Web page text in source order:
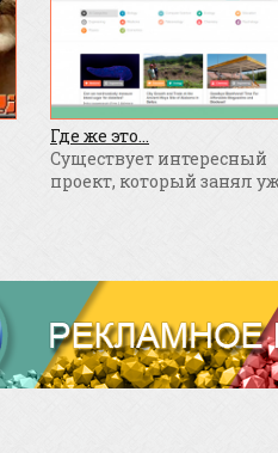
Где же это...
Существует интересный
проект, который занял